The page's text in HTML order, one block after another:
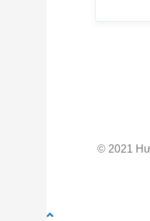
© 2021